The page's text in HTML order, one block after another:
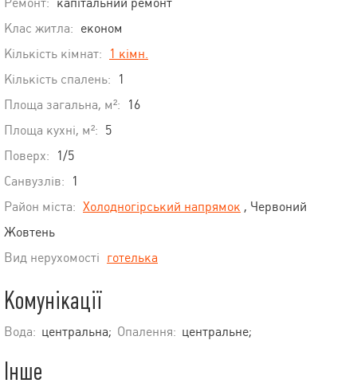
Клас житла: економ
Кількість кімнат:
1 кімн.
Кількість спалень:
1
Площа загальна, м²:
16
Площа кухні, м²: 5
Поверх:
1/5
Санвузлів:
1
Район міста: Холодногірський напрямок , Червоний
Жовтень
Вид нерухомості готелька
Комунікації
Вода: центральна; Опалення: центральне;
Інше